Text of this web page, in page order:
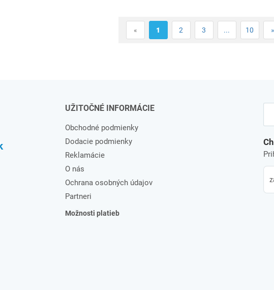
« 1 2 3 ... 10 »
UŽITOČNÉ INFORMÁCIE
Obchodné podmienky
Dodacie podmienky
Reklamácie
O nás
Ochrana osobných údajov
Partneri
Možnosti platieb